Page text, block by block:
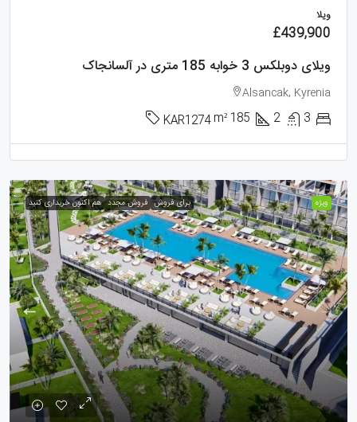
ویلا
£439,900
ویلای دوبلکس 3 خوابه 185 متری در آلسانجاک
Alsancak, Kyrenia
3
2
185
m²
KAR1274
ویژه برای فروش فروش مجدد هم اکنون خریداری کنید